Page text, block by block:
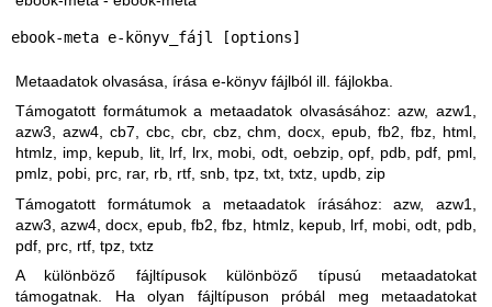
ebook-meta e-könyv_fájl [options]
Metaadatok olvasása, írása e-könyv fájlból ill. fájlokba.
Támogatott formátumok a metaadatok olvasásához: azw, azw1,
azw3, azw4, cb7, cbc, cbr, cbz, chm, docx, epub, fb2, fbz, html,
htmlz, imp, kepub, lit, lrf, lrx, mobi, odt, oebzip, opf, pdb, pdf, pml,
pmlz, pobi, prc, rar, rb, rtf, snb, tpz, txt, txtz, updb, zip
Támogatott formátumok a metaadatok írásához: azw, azw1,
azw3, azw4, docx, epub, fb2, fbz, htmlz, kepub, lrf, mobi, odt, pdb,
pdf, prc, rtf, tpz, txtz
A különböző fájltípusok különböző típusú metaadatokat
támogatnak. Ha olyan fájltípuson próbál meg metaadatokat